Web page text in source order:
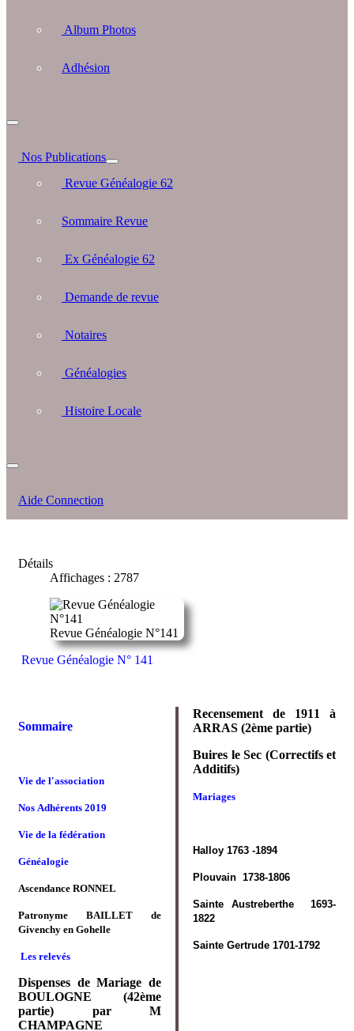
Album Photos
Adhésion
Nos Publications
Revue Généalogie 62
Sommaire Revue
Ex Généalogie 62
Demande de revue
Notaires
Généalogies
Histoire Locale
Aide Connection
Détails
Affichages : 2787
Revue Généalogie N°141
Revue Généalogie N° 141
Sommaire
Vie de l'association
Nos Adhérents 2019
Vie de la fédération
Généalogie
Ascendance RONNEL
Patronyme BAILLET de
Givenchy en Gohelle
Les relevés
Dispenses de Mariage de
BOULOGNE (42ème
partie) par M
CHAMPAGNE
Recensement de 1911 à
ARRAS (2ème partie)
Buires le Sec (Correctifs et
Additifs)
Mariages
Halloy 1763 -1894
Plouvain 1738-1806
Sainte Austreberthe 1693-
1822
Sainte Gertrude 1701-1792